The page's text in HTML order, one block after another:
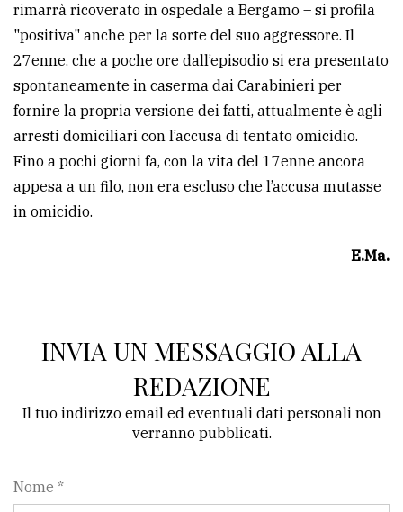
rimarrà ricoverato in ospedale a Bergamo – si profila
"positiva" anche per la sorte del suo aggressore. Il
27enne, che a poche ore dall’episodio si era presentato
spontaneamente in caserma dai Carabinieri per
fornire la propria versione dei fatti, attualmente è agli
arresti domiciliari con l’accusa di tentato omicidio.
Fino a pochi giorni fa, con la vita del 17enne ancora
appesa a un filo, non era escluso che l’accusa mutasse
in omicidio.
E.Ma.
INVIA UN MESSAGGIO ALLA
REDAZIONE
Il tuo indirizzo email ed eventuali dati personali non
verranno pubblicati.
Nome *